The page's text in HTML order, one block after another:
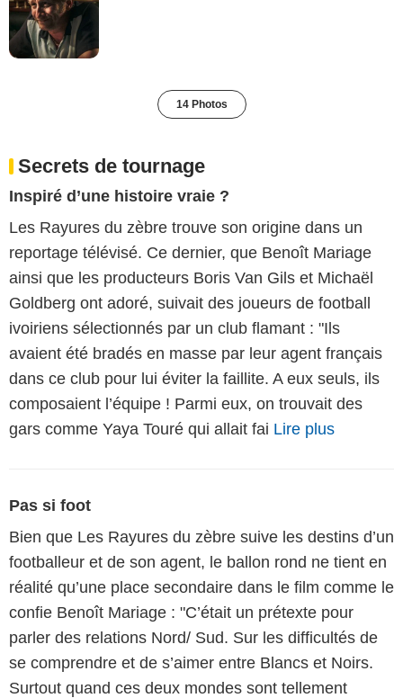
14 Photos
Secrets de tournage
Inspiré d’une histoire vraie ?
Les Rayures du zèbre trouve son origine dans un
reportage télévisé. Ce dernier, que Benoît Mariage
ainsi que les producteurs Boris Van Gils et Michaël
Goldberg ont adoré, suivait des joueurs de football
ivoiriens sélectionnés par un club flamant : "Ils
avaient été bradés en masse par leur agent français
dans ce club pour lui éviter la faillite. A eux seuls, ils
composaient l’équipe ! Parmi eux, on trouvait des
gars comme Yaya Touré qui allait fai Lire plus
Pas si foot
Bien que Les Rayures du zèbre suive les destins d’un
footballeur et de son agent, le ballon rond ne tient en
réalité qu’une place secondaire dans le film comme le
confie Benoît Mariage : "C’était un prétexte pour
parler des relations Nord/ Sud. Sur les difficultés de
se comprendre et de s’aimer entre Blancs et Noirs.
Surtout quand ces deux mondes sont tellement